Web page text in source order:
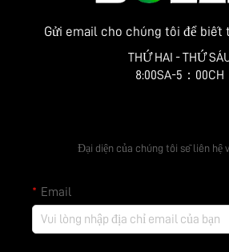
Gửi email cho chúng tôi để biết
THỨ HAI - THỨ
8:00SA-5：00CH
Đại diện của chúng tôi sẽ liên hệ
Email